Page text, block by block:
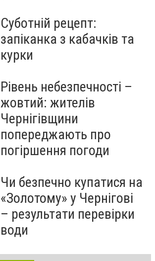
Суботній рецепт:
запіканка з кабачків та
курки
Рівень небезпечності –
жовтий: жителів
Чернігівщини
попереджають про
погіршення погоди
Чи безпечно купатися на
«Золотому» у Чернігові
– результати перевірки
води